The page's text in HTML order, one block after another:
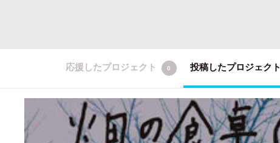
応援したプロジェクト 0 投稿したプロジェクト